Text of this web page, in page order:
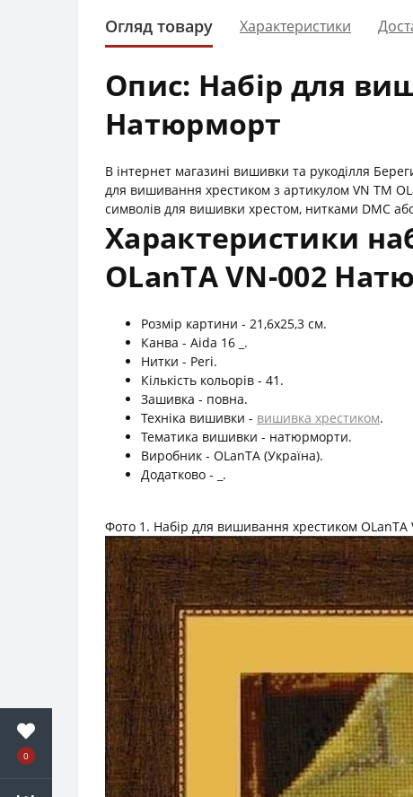
0
Огляд товару Характеристики
Опис: Набір для
Натюрморт
В інтернет магазині вишивки та рукоділля
для вишивання хрестиком з артикулом VN ТМ
символів для вишивки хрестом, нитками DMC
Характеристики
OLanTА VN-002
Розмір картини - 21,6х25,3 см.
Канва - Aida 16 _.
Нитки - Peri.
Кількість кольорів - 41.
Зашивка - повна.
Техніка вишивки - вишивка хрестиком.
Тематика вишивки - натюрморти.
Виробник - OLanTА (Україна).
Додатково - _.
Фото 1. Набір для вишивання хрестиком